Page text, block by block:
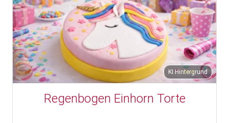
KI Hintergrund
Regenbogen Einhorn Torte